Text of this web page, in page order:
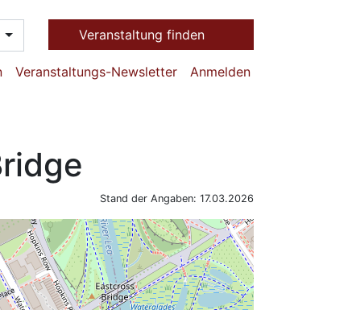
Veranstaltung finden
Veranstaltungs-Newsletter Anmelden
Stand der Angaben: 17.03.2026